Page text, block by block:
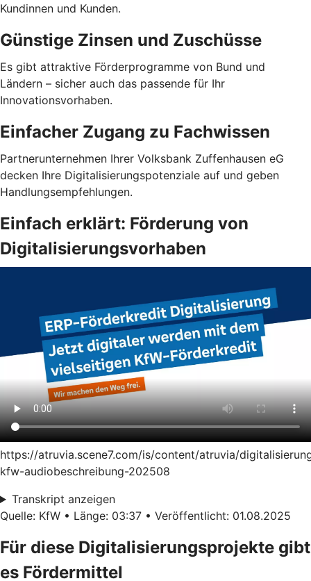
Kundinnen und Kunden.
Günstige Zinsen und Zuschüsse
Es gibt attraktive Förderprogramme von Bund und
Ländern – sicher auch das passende für Ihr
Innovationsvorhaben.
Einfacher Zugang zu Fachwissen
Partnerunternehmen Ihrer Volksbank Zuffenhausen eG
decken Ihre Digitalisierungspotenziale auf und geben
Handlungsempfehlungen.
Einfach erklärt: Förderung von
Digitalisierungsvorhaben
https://atruvia.scene7.com/is/content/atruvia/
kfw-audiobeschreibung-202508
Transkript anzeigen
Quelle: KfW • Länge: 03:37 • Veröffentlicht: 01.08.2025
Für diese Digitalisierungsprojekte gibt
es Fördermittel